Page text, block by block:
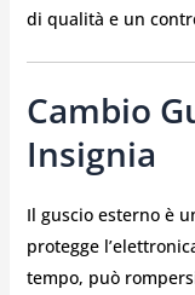
di qualità e un
Cambio
Insignia
Il guscio esterno è
protegge
tempo, può